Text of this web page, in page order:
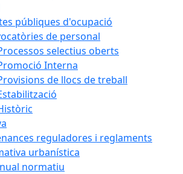
públiques d'ocupació
de personal
selectius oberts
Interna
de llocs de treball
reguladores i reglaments
urbanística
normatiu